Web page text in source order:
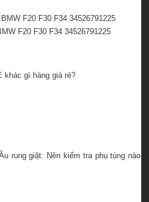
F20 F30 F34 34526791225
khác gì hàng giá rẻ?
rung giật: Nên kiểm tra phụ tùng nào